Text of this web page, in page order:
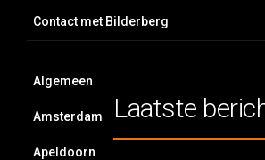
Contact met Bilderberg
Algemeen
Amsterdam
Apeldoorn
Laatste